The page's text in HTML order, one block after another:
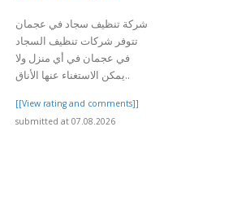
شركة تنظيف سجاد في عجمان
تتوفر شركات تنظيف السجاد
في عجمان في أي منزل ولا
يمكن الاستغناء عنها الأناق..
[[View rating and comments]]
submitted at 07.08.2026